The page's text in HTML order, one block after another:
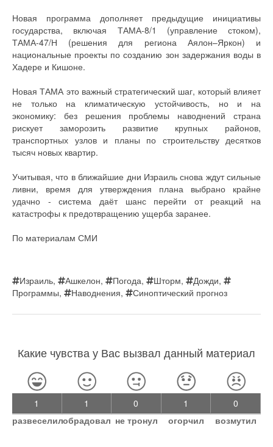
Новая программа дополняет предыдущие инициативы
государства, включая ТАМА-8/1 (управление стоком),
ТАМА-47/Н (решения для региона Аялон–Яркон) и
национальные проекты по созданию зон задержания воды в
Хадере и Кишоне.
Новая ТАМА это важный стратегический шаг, который влияет
не только на климатическую устойчивость, но и на
экономику: без решения проблемы наводнений страна
рискует заморозить развитие крупных районов,
транспортных узлов и планы по строительству десятков
тысяч новых квартир.
Учитывая, что в ближайшие дни Израиль снова ждут сильные
ливни, время для утверждения плана выбрано крайне
удачно - система даёт шанс перейти от реакций на
катастрофы к предотвращению ущерба заранее.
По материалам СМИ
Израиль, Ашкелон, Погода, Шторм, Дожди,
Программы, Наводнения, Синоптический прогноз
Какие чувства у Вас вызвал данный материал
1
развеселил
1
обрадовал
0
не тронул
1
огорчил
0
возмутил